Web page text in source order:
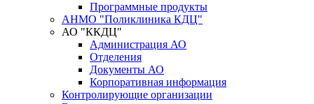
Программные продукты
АНМО "Поликлиника КДЦ"
АО "ККДЦ"
Администрация АО
Отделения
Документы АО
Корпоративная информация
Контролирующие организации